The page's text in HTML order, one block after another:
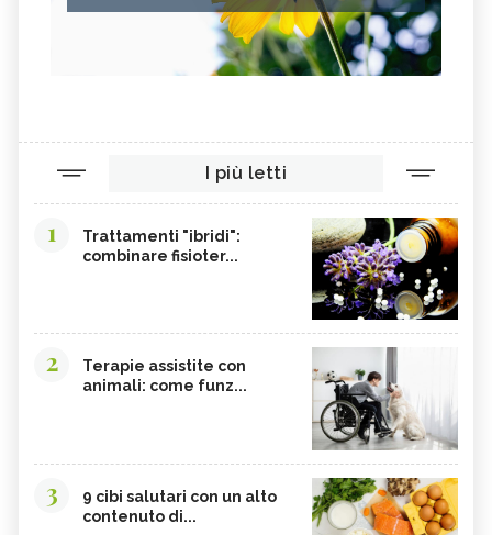
I più letti
1
Trattamenti "ibridi":
combinare fisioter...
2
Terapie assistite con
animali: come funz...
3
9 cibi salutari con un alto
contenuto di...